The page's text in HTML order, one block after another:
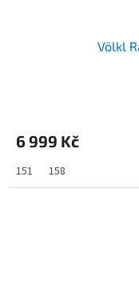
Völkl
6 999 Kč
151 158